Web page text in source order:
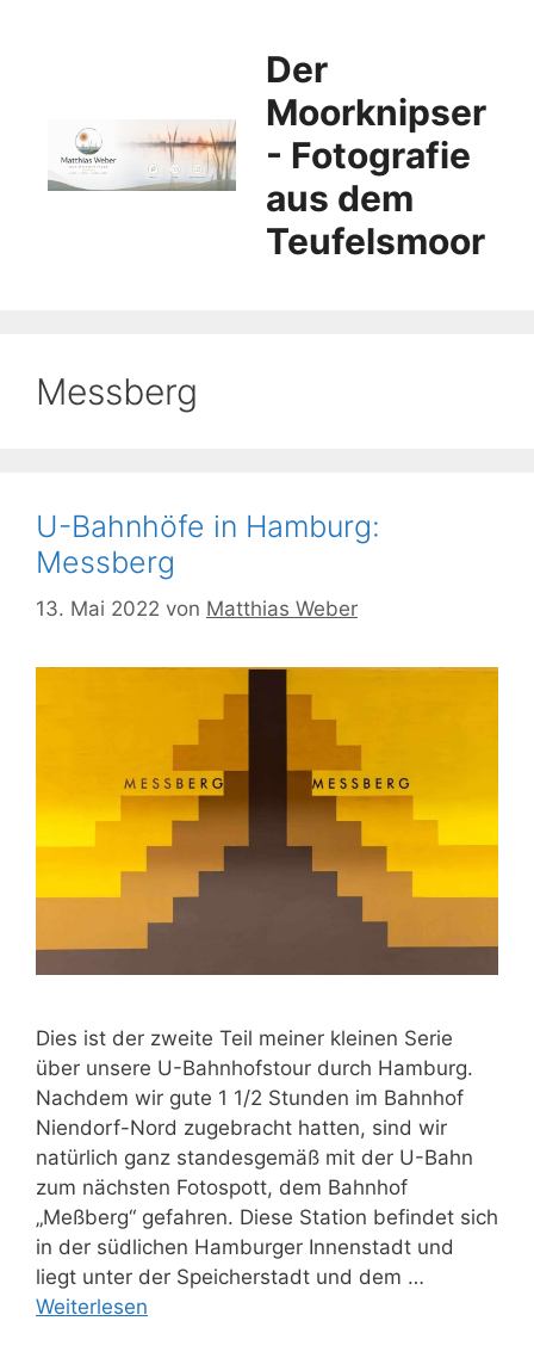
Der
Moorknipser
- Fotografie
aus dem
Teufelsmoor
Messberg
U-Bahnhöfe in Hamburg:
Messberg
13. Mai 2022 von Matthias Weber
Dies ist der zweite Teil meiner kleinen Serie
über unsere U-Bahnhofstour durch Hamburg.
Nachdem wir gute 1 1/2 Stunden im Bahnhof
Niendorf-Nord zugebracht hatten, sind wir
natürlich ganz standesgemäß mit der U-Bahn
zum nächsten Fotospott, dem Bahnhof
„Meßberg“ gefahren. Diese Station befindet sich
in der südlichen Hamburger Innenstadt und
liegt unter der Speicherstadt und dem …
Weiterlesen